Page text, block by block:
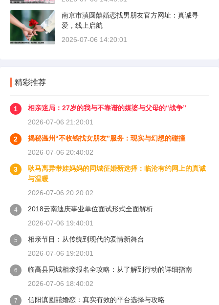
南京市滇圆囍婚恋找男朋友官方网址：真诚寻
爱，线上启航
2026-07-06 14:20:01
精彩推荐
1
相亲迷局：27岁的我与不靠谱的媒婆与父母的“战争”
2026-07-06 21:20:01
2
揭秘温州“不收钱找女朋友”服务：现实与幻想的碰撞
2026-07-06 20:40:02
3
耿马离异带娃妈妈的同城征婚新选择：临沧有约网上的真诚
与温暖
2026-07-06 20:20:02
4
2018云南迪庆事业单位面试形式全面解析
2026-07-06 19:40:01
5
相亲节目：从传统到现代的爱情新舞台
2026-07-06 19:20:01
6
临高县同城相亲报名全攻略：从了解到行动的详细指南
2026-07-06 18:40:02
7 信阳滇圆囍婚恋：真实有效的平台选择与攻略